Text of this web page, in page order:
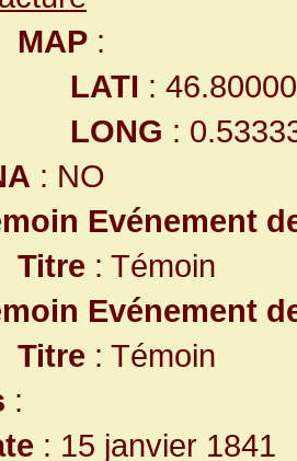
MAP :
LATI :
LONG :
: NO
Evénement
Titre : Témoin
Evénement
Titre : Témoin
:
: 15 janvier 1841